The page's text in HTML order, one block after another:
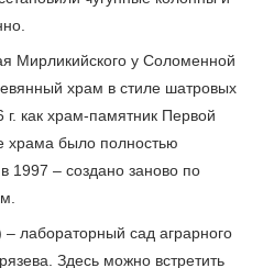
Мирликийского у Соломенной
храм в стиле шатровых
г. как храм-памятник Первой
храма было полностью
1997 – создано заново по
лабораторный сад аграрного
Здесь можно встретить